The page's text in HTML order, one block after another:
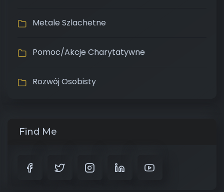
Metale Szlachetne
Pomoc/Akcje Charytatywne
Rozwój Osobisty
Find Me